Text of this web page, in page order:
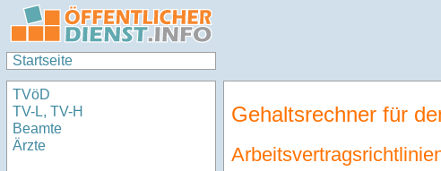
Startseite
TVöD
TV-L, TV-H
Beamte
Ärzte
Gehaltsrechner für